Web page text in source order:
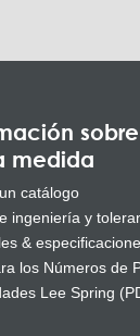
medida
catálogo
ingeniería y
&
los Números de
Lee Spring